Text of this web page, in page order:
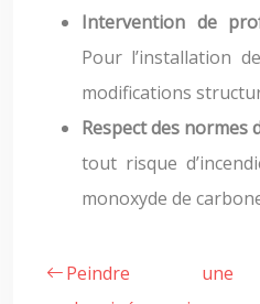
Intervention de
Pour l’installation
modifications
Respect des normes
tout risque
monoxyde de
Peindre une